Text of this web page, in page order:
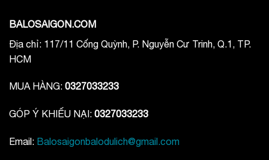
BALOSAIGON.COM
Địa chỉ: 117/11 Cống Quỳnh, P. Nguyễn Cư Trinh, Q.1, TP.
HCM
MUA HÀNG: 0327033233
GÓP Ý KHIẾU NẠI: 0327033233
Email: Balosaigonbalodulich@gmail.com